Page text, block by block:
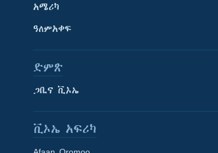
አሜሪካ
ዓለምአቀፍ
ድምጽ
ጋቢና ቪኦኤ
ቪኦኤ አፍሪካ